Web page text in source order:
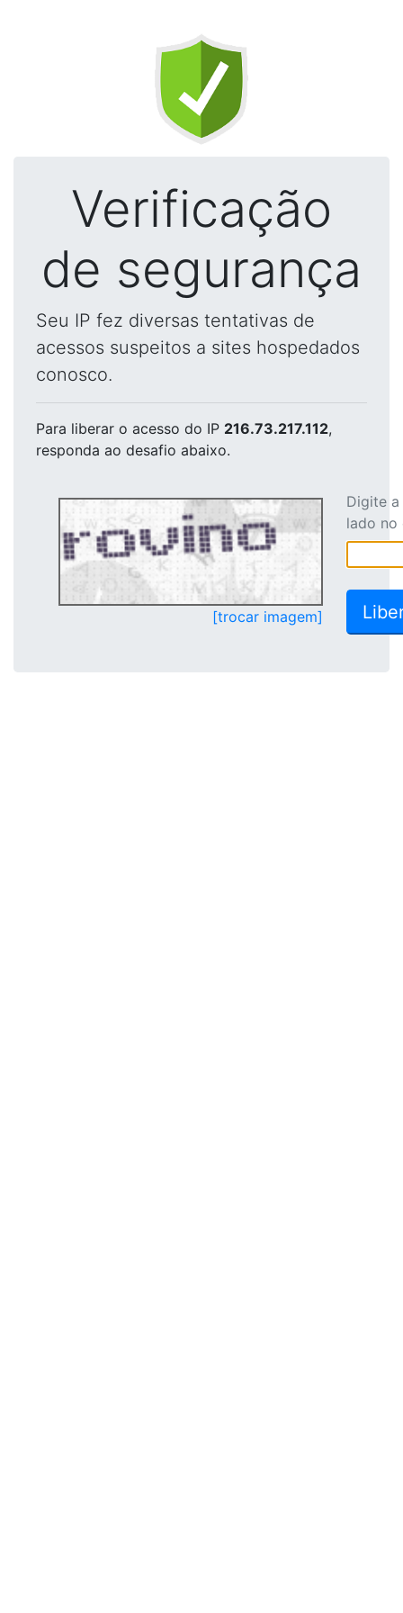
Verificação
de segurança
Seu IP fez diversas tentativas de
acessos suspeitos a sites hospedados
conosco.
Para liberar o acesso do IP 216.73.217.112,
responda ao desafio abaixo.
[trocar imagem]
Digite
lado no